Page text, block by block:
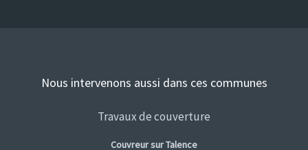
Nous intervenons aussi dans ces communes
Travaux de couverture
Couvreur sur Talence